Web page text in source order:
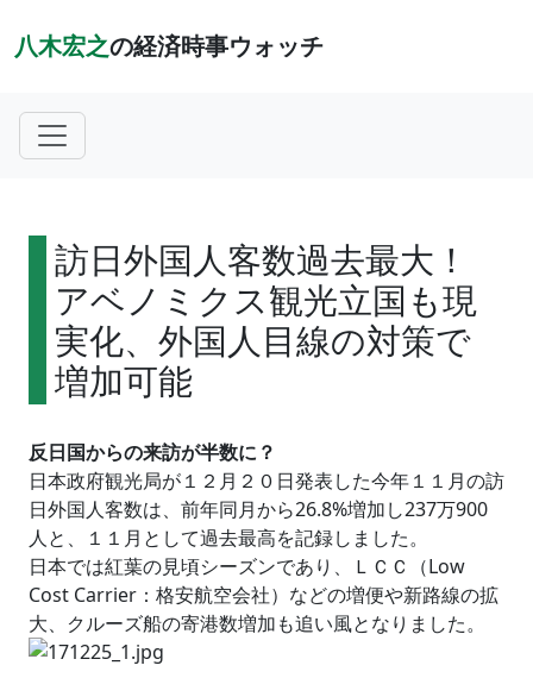
八木宏之の経済時事ウォッチ
訪日外国人客数過去最大！
アベノミクス観光立国も現
実化、外国人目線の対策で
増加可能
反日国からの来訪が半数に？
日本政府観光局が１２月２０日発表した今年１１月の訪
日外国人客数は、前年同月から26.8%増加し237万900
人と、１１月として過去最高を記録しました。
日本では紅葉の見頃シーズンであり、ＬＣＣ（Low
Cost Carrier：格安航空会社）などの増便や新路線の拡
大、クルーズ船の寄港数増加も追い風となりました。